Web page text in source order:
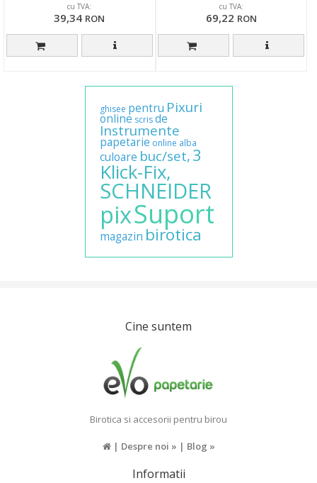
cu TVA:
39,34 RON
cu TVA:
69,22 RON
ghisee pentru Pixuri
online scris de
Instrumente
papetarie online alba
culoare buc/set,3
Klick-Fix,
SCHNEIDER
pixSuport
magazin birotica
Cine suntem
Birotica si accesorii pentru birou
| Despre noi » | Blog »
Informatii